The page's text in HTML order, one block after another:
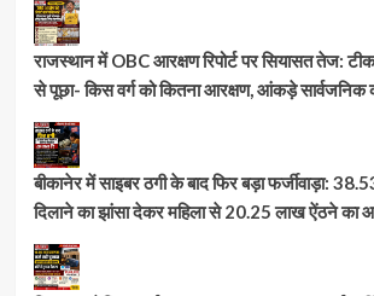
राजस्थान में OBC आरक्षण रिपोर्ट पर सियासत तेज:
से पूछा- किस वर्ग को कितना आरक्षण, आंकड़े सार्वजनिक
बीकानेर में साइबर ठगी के बाद फिर बड़ा फर्जीवाड़ा:
दिलाने का झांसा देकर महिला से 20.25 लाख ऐंठने का